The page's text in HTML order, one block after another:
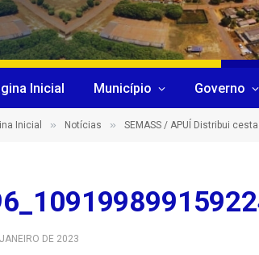
Inicial Município Governo
Inicial » Notícias » SEMASS / APUÍ Distribui
DE 2023